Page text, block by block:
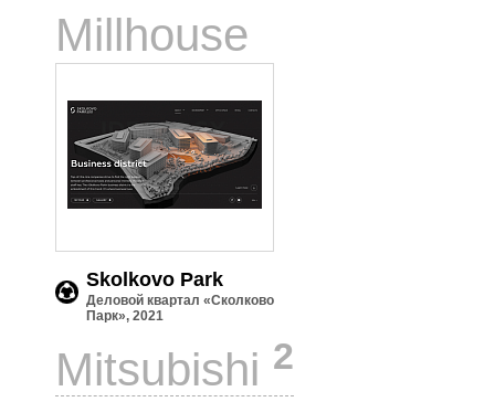
Millhouse
Skolkovo Park
Деловой квартал «Сколково
Парк», 2021
Mitsubishi 2